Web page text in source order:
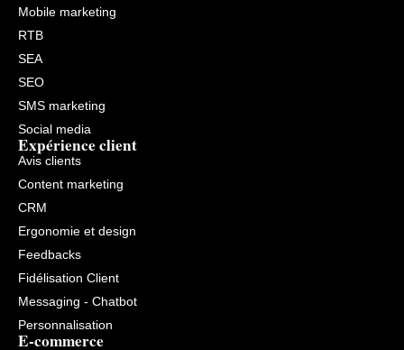
Mobile marketing
RTB
SEA
SEO
SMS marketing
Social media
Expérience client
Avis clients
Content marketing
CRM
Ergonomie et design
Feedbacks
Fidélisation Client
Messaging - Chatbot
Personnalisation
E-commerce